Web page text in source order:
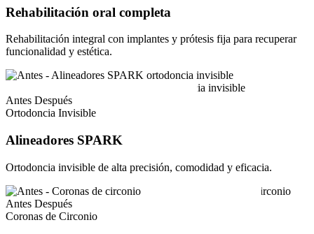
Rehabilitación oral completa
Rehabilitación integral con implantes y prótesis fija para recuperar
funcionalidad y estética.
Antes Después
Ortodoncia Invisible
Alineadores SPARK
Ortodoncia invisible de alta precisión, comodidad y eficacia.
Antes Después
Coronas de Circonio